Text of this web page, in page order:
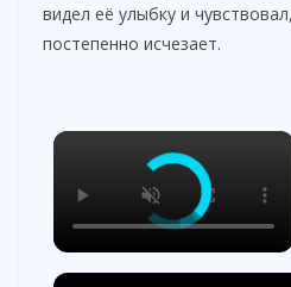
видел её улыбку и
постепенно исчезает.
×